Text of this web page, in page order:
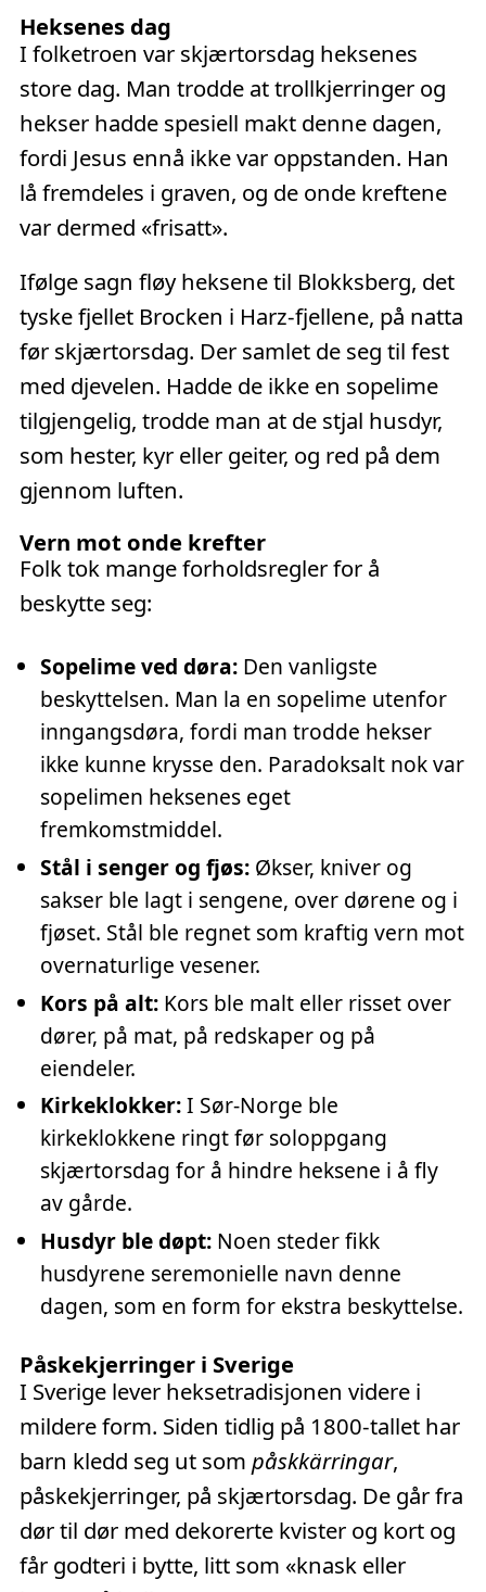
Heksenes dag
I folketroen var skjærtorsdag heksenes
store dag. Man trodde at trollkjerringer og
hekser hadde spesiell makt denne dagen,
fordi Jesus ennå ikke var oppstanden. Han
lå fremdeles i graven, og de onde kreftene
var dermed «frisatt».
Ifølge sagn fløy heksene til Blokksberg, det
tyske fjellet Brocken i Harz-fjellene, på natta
før skjærtorsdag. Der samlet de seg til fest
med djevelen. Hadde de ikke en sopelime
tilgjengelig, trodde man at de stjal husdyr,
som hester, kyr eller geiter, og red på dem
gjennom luften.
Vern mot onde krefter
Folk tok mange forholdsregler for å
beskytte seg:
Sopelime ved døra: Den vanligste
beskyttelsen. Man la en sopelime utenfor
inngangsdøra, fordi man trodde hekser
ikke kunne krysse den. Paradoksalt nok var
sopelimen heksenes eget
fremkomstmiddel.
Stål i senger og fjøs: Økser, kniver og
sakser ble lagt i sengene, over dørene og i
fjøset. Stål ble regnet som kraftig vern mot
overnaturlige vesener.
Kors på alt: Kors ble malt eller risset over
dører, på mat, på redskaper og på
eiendeler.
Kirkeklokker:I Sør-Norge ble
kirkeklokkene ringt før soloppgang
skjærtorsdag for å hindre heksene i å fly
av gårde.
Husdyr ble døpt: Noen steder fikk
husdyrene seremonielle navn denne
dagen, som en form for ekstra beskyttelse.
Påskekjerringer i Sverige
I Sverige lever heksetradisjonen videre i
mildere form. Siden tidlig på 1800-tallet har
barn kledd seg ut som påskkärringar,
påskekjerringer, på skjærtorsdag. De går fra
dør til dør med dekorerte kvister og kort og
får godteri i bytte, litt som «knask eller